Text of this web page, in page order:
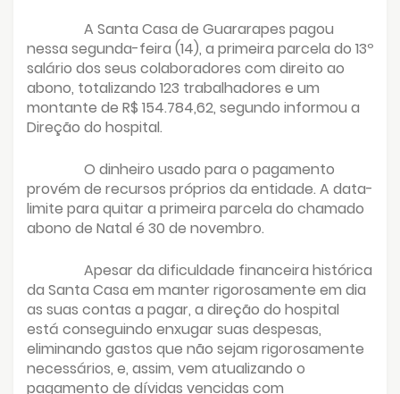
A Santa Casa de Guararapes pagou
nessa segunda-feira (14), a primeira parcela do 13º
salário dos seus colaboradores com direito ao
abono, totalizando 123 trabalhadores e um
montante de R$ 154.784,62, segundo informou a
Direção do hospital.
O dinheiro usado para o pagamento
provém de recursos próprios da entidade. A data-
limite para quitar a primeira parcela do chamado
abono de Natal é 30 de novembro.
Apesar da dificuldade financeira histórica
da Santa Casa em manter rigorosamente em dia
as suas contas a pagar, a direção do hospital
está conseguindo enxugar suas despesas,
eliminando gastos que não sejam rigorosamente
necessários, e, assim, vem atualizando o
pagamento de dívidas vencidas com